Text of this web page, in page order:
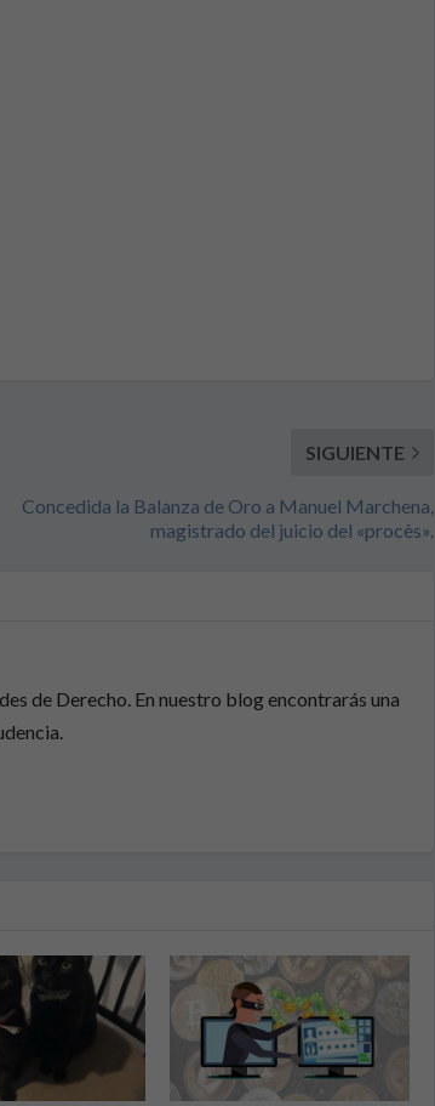
SIGUIENTE
Concedida la Balanza de Oro a Manuel Marchena,
magistrado del juicio del «procès».
de Derecho. En nuestro blog encontrarás una